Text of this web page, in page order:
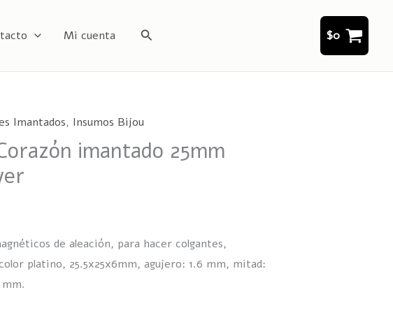
Mi cuenta Buscar $0
Imantados, Insumos Bijou
imantado 25mm
de aleación, para hacer colgantes,
platino, 25.5x25x6mm, agujero: 1.6 mm, mitad:
mm.